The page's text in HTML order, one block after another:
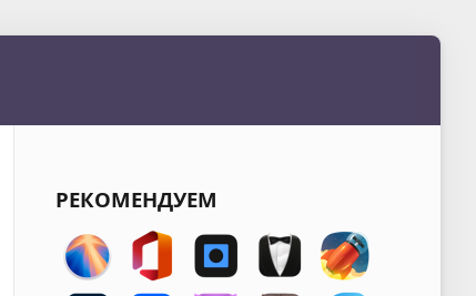
РЕКОМЕНДУЕМ